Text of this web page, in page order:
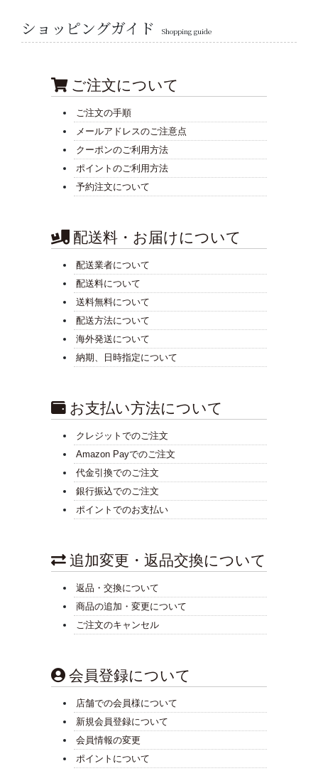
ショッピングガイド Shopping guide
ご注文について
ご注文の手順
メールアドレスのご注意点
クーポンのご利用方法
ポイントのご利用方法
予約注文について
配送料・お届けについて
配送業者について
配送料について
送料無料について
配送方法について
海外発送について
納期、日時指定について
お支払い方法について
クレジットでのご注文
Amazon Payでのご注文
代金引換でのご注文
銀行振込でのご注文
ポイントでのお支払い
追加変更・返品交換について
返品・交換について
商品の追加・変更について
ご注文のキャンセル
会員登録について
店舗での会員様について
新規会員登録について
会員情報の変更
ポイントについて